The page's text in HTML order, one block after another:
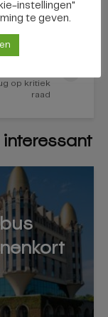
Boerke
op kritiek
raad
instellingen"
te geven.